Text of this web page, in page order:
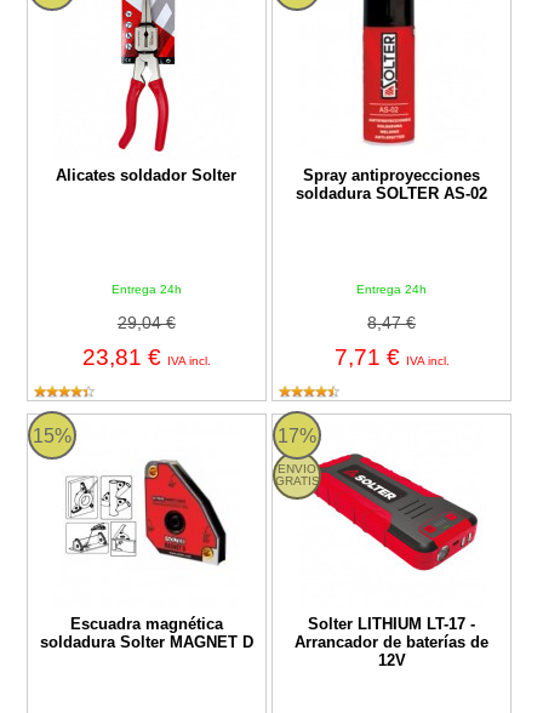
Alicates soldador Solter
Entrega 24h
29,04 €
23,81 € IVA incl.
Spray antiproyecciones
soldadura SOLTER AS-02
Entrega 24h
8,47 €
7,71 € IVA incl.
15%
Escuadra magnética
soldadura Solter MAGNET D
Escuadra magnética soldadura Solter MAGNET D
17%
ENVIO
GRATIS
Solter LITHIUM LT-17 -
Arrancador de baterías de
12V
Solter LITHIUM LT-17 -